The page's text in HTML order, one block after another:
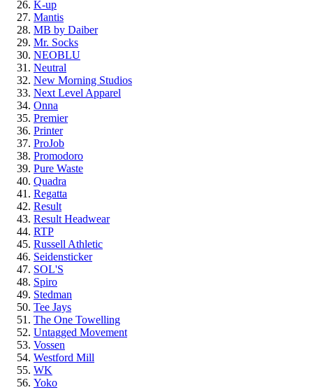
K-up
Mantis
MB by Daiber
Mr. Socks
NEOBLU
Neutral
New Morning Studios
Next Level Apparel
Onna
Premier
Printer
ProJob
Promodoro
Pure Waste
Quadra
Regatta
Result
Result Headwear
RTP
Russell Athletic
Seidensticker
SOL'S
Spiro
Stedman
Tee Jays
The One Towelling
Untagged Movement
Vossen
Westford Mill
WK
Yoko